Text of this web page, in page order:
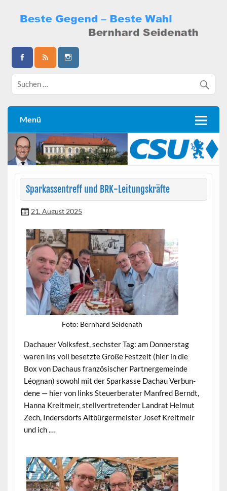
content
Bernhard Seidenath
Menü
Sparkassentreff und BRK-Leitungskräfte
21. August 2025
Foto: Bern­hard Seidenath
Dachauer Volks­fest, sech­ster Tag: am Don­ner­stag
waren ins voll beset­zte Große Festzelt (hier in die
Box von Dachaus franzö­sis­ch­er Part­nerge­meinde
Léog­nan) sowohl mit der Sparkasse Dachau Ver­bun­
dene — hier von links Steuer­ber­ater Man­fred Berndt,
Han­na Kre­it­meir, stel­lvertre­tender Lan­drat Hel­mut
Zech, Inder­s­dorfs Alt­bürg­er­meis­ter Josef Kre­it­meir
und ich .…